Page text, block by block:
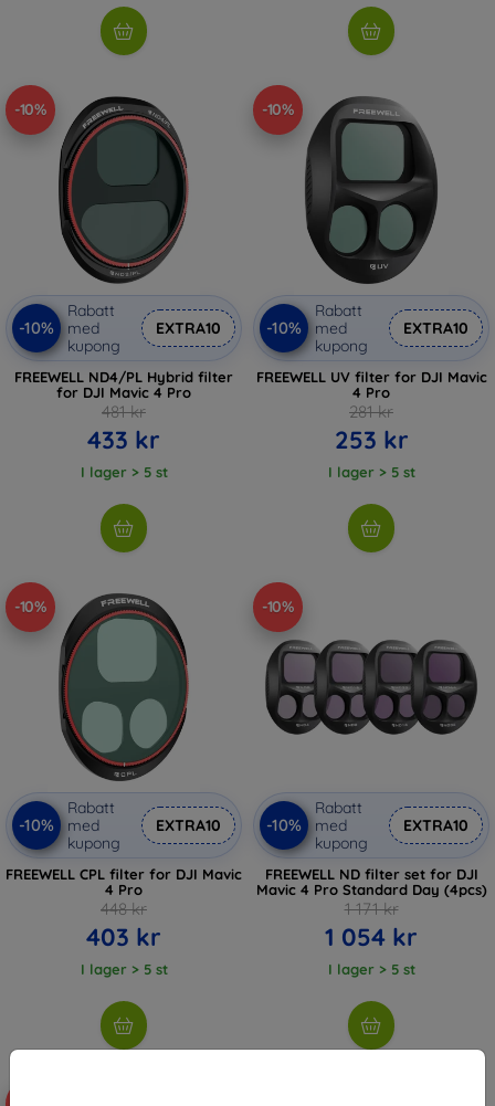
-10%
-10%
Rabatt
med
kupong
EXTRA10
FREEWELL ND4/PL Hybrid filter
for DJI Mavic 4 Pro
481 kr
433 kr
I lager > 5 st
-10%
-10%
Rabatt
med
kupong
EXTRA10
FREEWELL UV filter for DJI Mavic
4 Pro
281 kr
253 kr
I lager > 5 st
-10%
-10%
Rabatt
med
kupong
EXTRA10
FREEWELL CPL filter for DJI Mavic
4 Pro
448 kr
403 kr
I lager > 5 st
-10%
-10%
Rabatt
med
kupong
EXTRA10
FREEWELL ND filter set for DJI
Mavic 4 Pro Standard Day (4pcs)
1 171 kr
1 054 kr
I lager > 5 st